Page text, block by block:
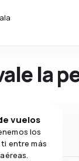
la
vuelos
los
entre más